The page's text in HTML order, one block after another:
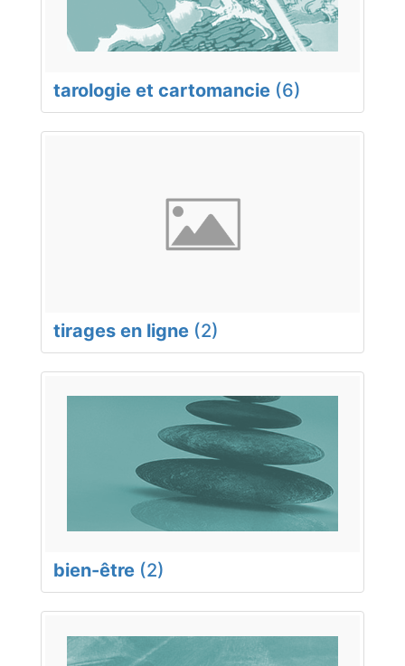
tarologie et cartomancie (6)
tirages en ligne (2)
bien-être (2)